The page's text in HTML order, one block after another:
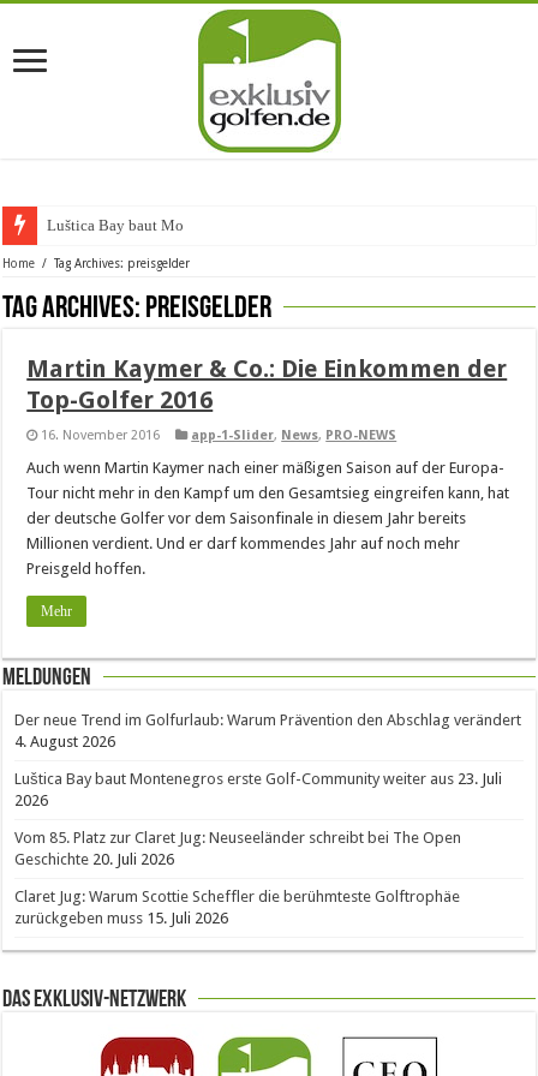
Luštica Bay baut Monten
Home / Tag Archives: preisgelder
Tag Archives: preisgelder
Martin Kaymer & Co.: Die Einkommen der
Top-Golfer 2016
16. November 2016 app-1-Slider, News, PRO-NEWS
Auch wenn Martin Kaymer nach einer mäßigen Saison auf der Europa-
Tour nicht mehr in den Kampf um den Gesamtsieg eingreifen kann, hat
der deutsche Golfer vor dem Saisonfinale in diesem Jahr bereits
Millionen verdient. Und er darf kommendes Jahr auf noch mehr
Preisgeld hoffen.
Mehr
Meldungen
Der neue Trend im Golfurlaub: Warum Prävention den Abschlag verändert
4. August 2026
Luštica Bay baut Montenegros erste Golf-Community weiter aus 23. Juli
2026
Vom 85. Platz zur Claret Jug: Neuseeländer schreibt bei The Open
Geschichte 20. Juli 2026
Claret Jug: Warum Scottie Scheffler die berühmteste Golftrophäe
zurückgeben muss 15. Juli 2026
Das Exklusiv-Netzwerk